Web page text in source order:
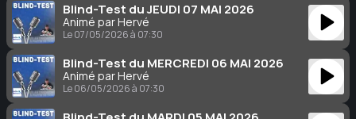
Blind-Test du JEUDI 07 MAI 2026
Animé par Hervé
Le 07/05/2026 à 07:30
Blind-Test du MERCREDI 06 MAI 2026
Animé par Hervé
Le 06/05/2026 à 07:30